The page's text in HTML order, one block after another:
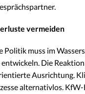
vermeiden
Politik muss im
Die
Ausrichtung.
alternativlos.